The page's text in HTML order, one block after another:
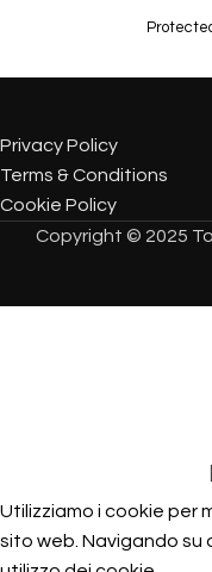
Privacy Policy
Terms & Conditions
Cookie Policy
Copyright © 2025
Utilizziamo i cookie per
sito web. Navigando